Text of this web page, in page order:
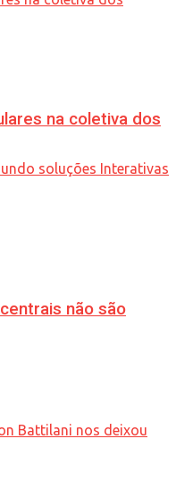
na coletiva dos
não são
soluções Interativas